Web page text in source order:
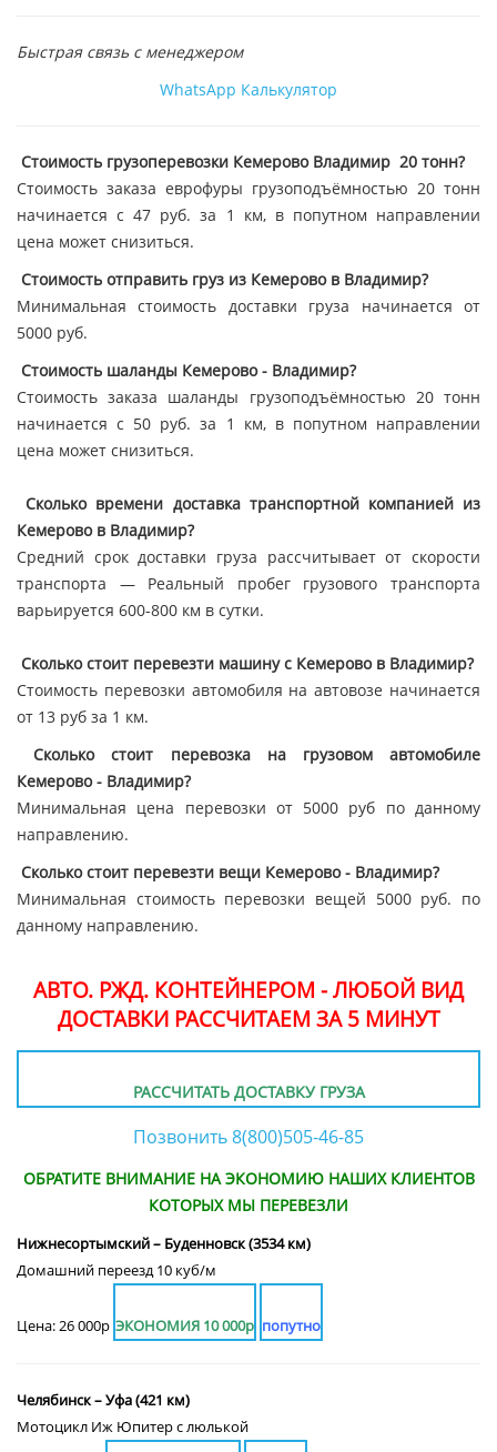
Быстрая связь с менеджером
WhatsApp Калькулятор
Стоимость грузоперевозки Кемерово Владимир 20 тонн?
Стоимость заказа еврофуры грузоподъёмностью 20 тонн
начинается с 47 руб. за 1 км, в попутном направлении
цена может снизиться.
Стоимость отправить груз из Кемерово в Владимир?
Минимальная стоимость доставки груза начинается от
5000 руб.
Стоимость шаланды Кемерово - Владимир?
Стоимость заказа шаланды грузоподъёмностью 20 тонн
начинается с 50 руб. за 1 км, в попутном направлении
цена может снизиться.
Сколько времени доставка транспортной компанией из
Кемерово в Владимир?
Средний срок доставки груза рассчитывает от скорости
транспорта — Реальный пробег грузового транспорта
варьируется 600-800 км в сутки.
Сколько стоит перевезти машину с Кемерово в Владимир?
Стоимость перевозки автомобиля на автовозе начинается
от 13 руб за 1 км.
Сколько стоит перевозка на грузовом автомобиле
Кемерово - Владимир?
Минимальная цена перевозки от 5000 руб по данному
направлению.
Сколько стоит перевезти вещи Кемерово - Владимир?
Минимальная стоимость перевозки вещей 5000 руб. по
данному направлению.
АВТО. РЖД. КОНТЕЙНЕРОМ - ЛЮБОЙ ВИД
ДОСТАВКИ РАССЧИТАЕМ ЗА 5 МИНУТ
РАССЧИТАТЬ ДОСТАВКУ ГРУЗА
Позвонить 8(800)505-46-85
ОБРАТИТЕ ВНИМАНИЕ НА ЭКОНОМИЮ НАШИХ КЛИЕНТОВ
КОТОРЫХ МЫ ПЕРЕВЕЗЛИ
Нижнесортымский – Буденновск (3534 км)
Домашний переезд 10 куб/м
Цена: 26 000р ЭКОНОМИЯ 10 000р попутно
Челябинск – Уфа (421 км)
Мотоцикл Иж Юпитер с люлькой